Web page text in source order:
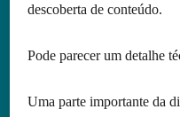
descoberta de conteúdo.
Pode parecer um detalhe
Uma parte importante da